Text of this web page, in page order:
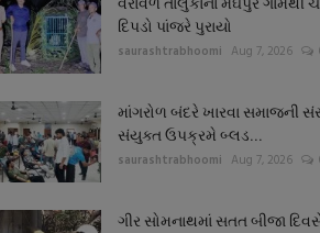
દિપડો પાંજરે પુરાયો
saurashtrabhoomi Aug 7, 2026
માંગરોળ બંદરે ખારવા સમાજની
સંયુક્ત ઉપક્રમે બ્લડ...
saurashtrabhoomi Aug 7, 2026
ગીર સોમનાથમાં સતત બીજા